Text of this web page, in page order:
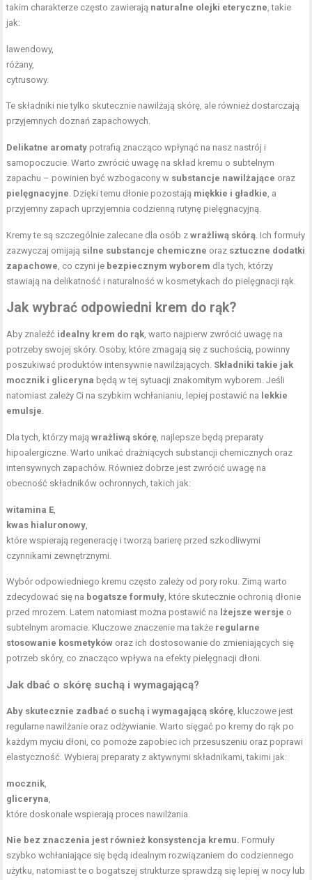
takim charakterze często zawierają naturalne olejki eteryczne, takie
jak:
lawendowy,
różany,
cytrusowy.
Te składniki nie tylko skutecznie nawilżają skórę, ale również dostarczają
przyjemnych doznań zapachowych.
Delikatne aromaty potrafią znacząco wpłynąć na nasz nastrój i
samopoczucie. Warto zwrócić uwagę na skład kremu o subtelnym
zapachu – powinien być wzbogacony w substancje nawilżające oraz
pielęgnacyjne. Dzięki temu dłonie pozostają miękkie i gładkie, a
przyjemny zapach uprzyjemnia codzienną rutynę pielęgnacyjną.
Kremy te są szczególnie zalecane dla osób zwrażliwą skórą. Ich formuły
zazwyczaj omijają silne substancje chemiczne oraz sztuczne dodatki
zapachowe, co czyni je bezpiecznym wyborem dla tych, którzy
stawiają na delikatność i naturalność w kosmetykach do pielęgnacji rąk.
Jak wybrać odpowiedni krem do rąk?
Aby znaleźć idealny krem do rąk, warto najpierw zwrócić uwagę na
potrzeby swojej skóry. Osoby, które zmagają się z suchością, powinny
poszukiwać produktów intensywnie nawilżających. Składniki takie jak
mocznik i gliceryna będą w tej sytuacji znakomitym wyborem. Jeśli
natomiast zależy Ci na szybkim wchłanianiu, lepiej postawić na lekkie
emulsje.
Dla tych, którzy mająwrażliwą skórę, najlepsze będą preparaty
hipoalergiczne. Warto unikać drażniących substancji chemicznych oraz
intensywnych zapachów. Również dobrze jest zwrócić uwagę na
obecność składników ochronnych, takich jak:
witamina E,
kwas hialuronowy,
które wspierają regenerację i tworzą barierę przed szkodliwymi
czynnikami zewnętrznymi.
Wybór odpowiedniego kremu często zależy od pory roku. Zimą warto
zdecydować się na bogatsze formuły, które skutecznie ochronią dłonie
przed mrozem. Latem natomiast można postawić na lżejsze wersje o
subtelnym aromacie. Kluczowe znaczenie ma także regularne
stosowanie kosmetyków oraz ich dostosowanie do zmieniających się
potrzeb skóry, co znacząco wpływa na efekty pielęgnacji dłoni.
Jak dbać o skórę suchą i wymagającą?
Aby skutecznie zadbać o suchą i wymagającą skórę, kluczowe jest
regularne nawilżanie oraz odżywianie. Warto sięgać po kremy do rąk po
każdym myciu dłoni, co pomoże zapobiec ich przesuszeniu oraz poprawi
elastyczność. Wybieraj preparaty z aktywnymi składnikami, takimi jak:
mocznik,
gliceryna,
które doskonale wspierają proces nawilżania.
Nie bez znaczenia jest również konsystencja kremu. Formuły
szybko wchłaniające się będą idealnym rozwiązaniem do codziennego
użytku, natomiast te o bogatszej strukturze sprawdzą się lepiej w nocy lub